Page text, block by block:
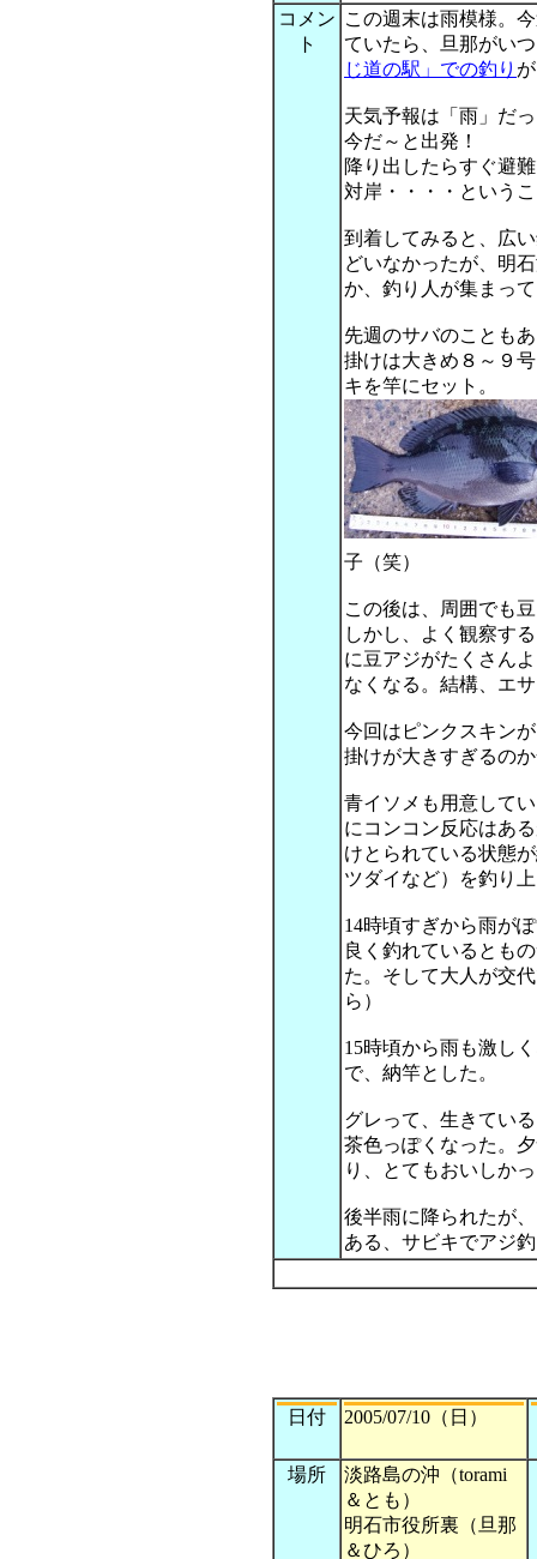
コメン
ト
この週末は雨模様。
ていたら、旦那がい
じ道の駅」での釣り
天気予報は「雨」だ
今だ～と出発！
降り出したらすぐ避
対岸・・・・という
到着してみると、広
どいなかったが、明
か、釣り人が集まっ
先週のサバのことも
掛けは大きめ８～９
キを竿にセット。
子（笑）
この後は、周囲でも
しかし、よく観察す
に豆アジがたくさん
なくなる。結構、エ
今回はピンクスキン
掛けが大きすぎるの
青イソメも用意して
にコンコン反応はあ
けとられている状態
ツダイなど）を釣り
14時頃すぎから雨が
良く釣れているとも
た。そして大人が交
ら）
15時頃から雨も激し
で、納竿とした。
グレって、生きてい
茶色っぽくなった。
り、とてもおいしか
後半雨に降られたが
ある、サビキでアジ
日付 2005/07/10（日）
場所
淡路島の沖（torami
＆とも）
明石市役所裏（旦那
＆ひろ）